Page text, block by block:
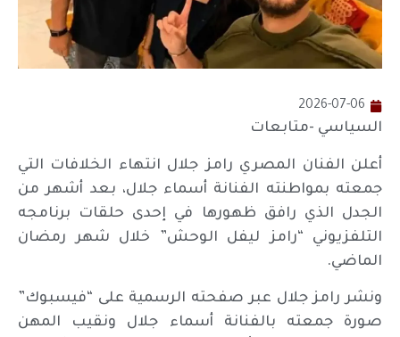
2026-07-06
السياسي -متابعات
أعلن الفنان المصري رامز جلال انتهاء الخلافات التي
جمعته بمواطنته الفنانة أسماء جلال، بعد أشهر من
الجدل الذي رافق ظهورها في إحدى حلقات برنامجه
التلفزيوني “رامز ليفل الوحش” خلال شهر رمضان
الماضي.
ونشر رامز جلال عبر صفحته الرسمية على “فيسبوك”
صورة جمعته بالفنانة أسماء جلال ونقيب المهن